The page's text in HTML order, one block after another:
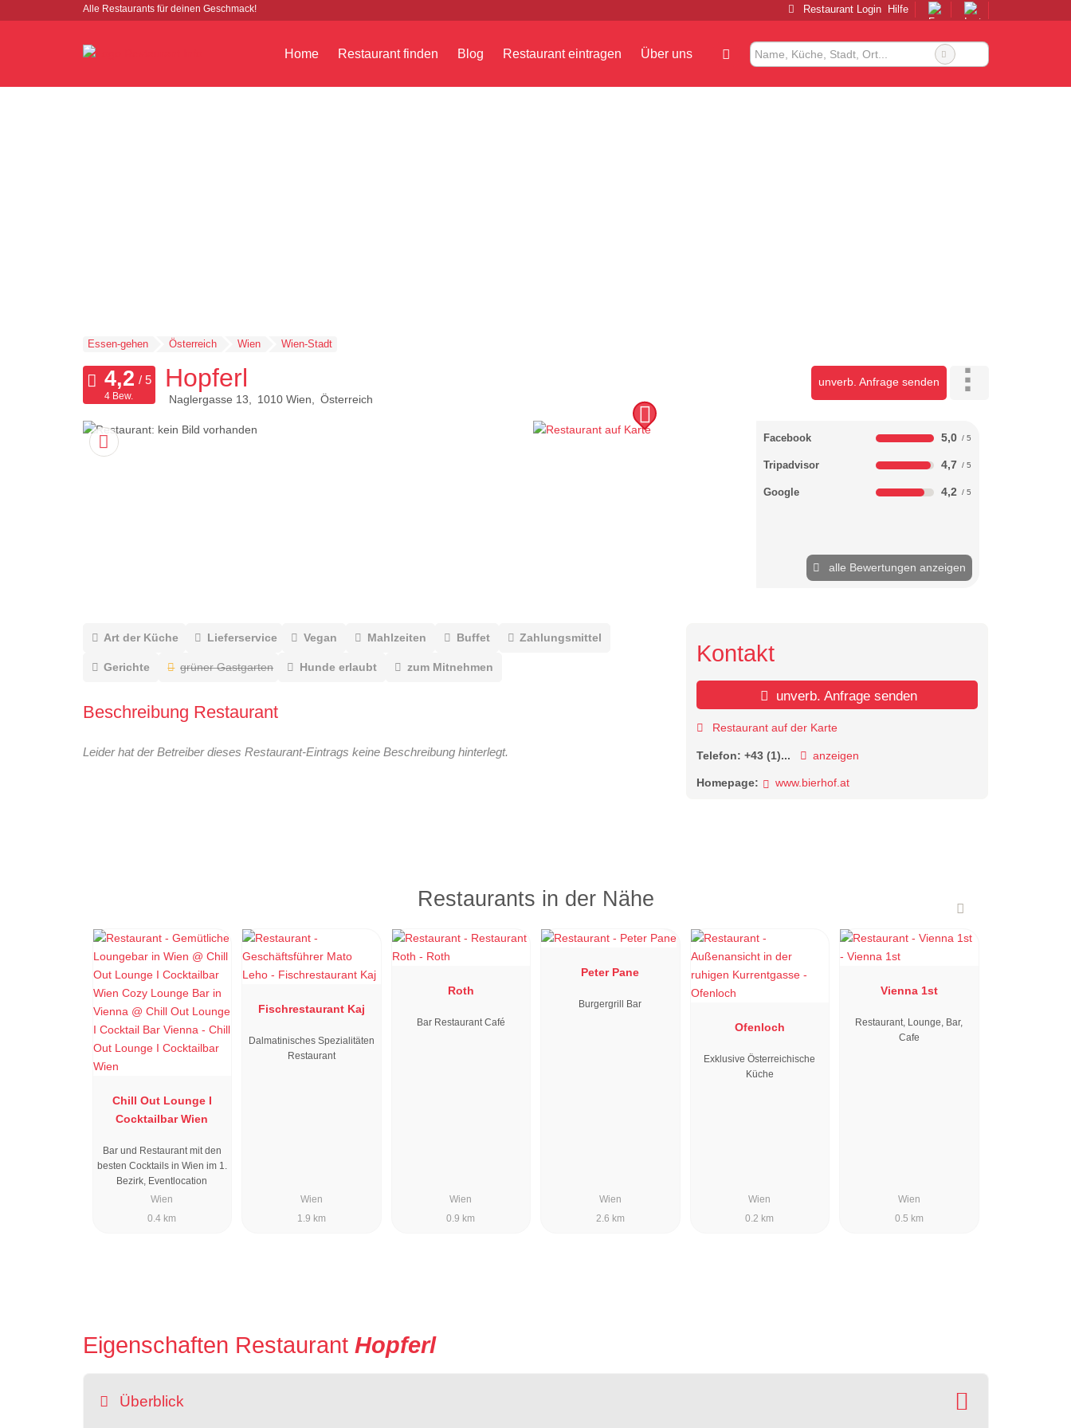
Alle Restaurants für deinen Geschmack! Restaurant Login Hilfe
Home Restaurant finden Blog Restaurant eintragen Über uns
Essen-gehen Österreich Wien Wien-Stadt
Hopferl
Naglergasse 13 1010 Wien Österreich
unverb. Anfrage senden
4 Bew.
Facebook 5,0
Tripadvisor 4,7
Google 4,2
alle Bewertungen anzeigen
Art der Küche Lieferservice Vegan Mahlzeiten Buffet Zahlungsmittel
Gerichte grüner Gastgarten Hunde erlaubt zum Mitnehmen
Beschreibung Restaurant
Leider hat der Betreiber dieses Restaurant-Eintrags keine Beschreibung hinterlegt.
Kontakt
unverb. Anfrage senden
Restaurant auf der Karte
Telefon:+43 (1)... anzeigen
Homepage: www.bierhof.at
Restaurants in der Nähe
Chill Out Lounge I
Cocktailbar Wien
Bar und Restaurant mit den
besten Cocktails in Wien im 1.
Bezirk, Eventlocation
Wien
0.4 km
Fischrestaurant Kaj
Dalmatinisches Spezialitäten
Restaurant
Wien
1.9 km
Roth
Bar Restaurant Café
Wien
0.9 km
Peter Pane
Burgergrill Bar
Wien
2.6 km
Ofenloch
Exklusive Österreichische
Küche
Wien
0.2 km
Vienna 1st
Restaurant, Lounge, Bar,
Cafe
Wien
0.5 km
Eigenschaften Restaurant Hopferl
Überblick